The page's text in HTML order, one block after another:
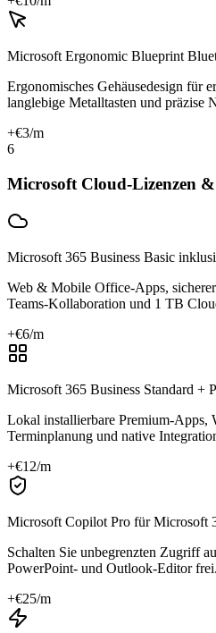
Microsoft Ergonomic Blueprint
Ergonomisches Gehäusedesign für
langlebige Metalltasten und präzise
+€3/m
6
Microsoft Cloud-Lizenzen
Microsoft 365 Business Basic
Web & Mobile Office-Apps,
Teams-Kollaboration und 1 TB
+€6/m
Microsoft 365 Business Standard +
Lokal installierbare Premium-Apps,
Terminplanung und native
+€12/m
Microsoft Copilot Pro für Microsoft
Schalten Sie unbegrenzten Zugriff
PowerPoint- und Outlook-Editor frei.
+€25/m